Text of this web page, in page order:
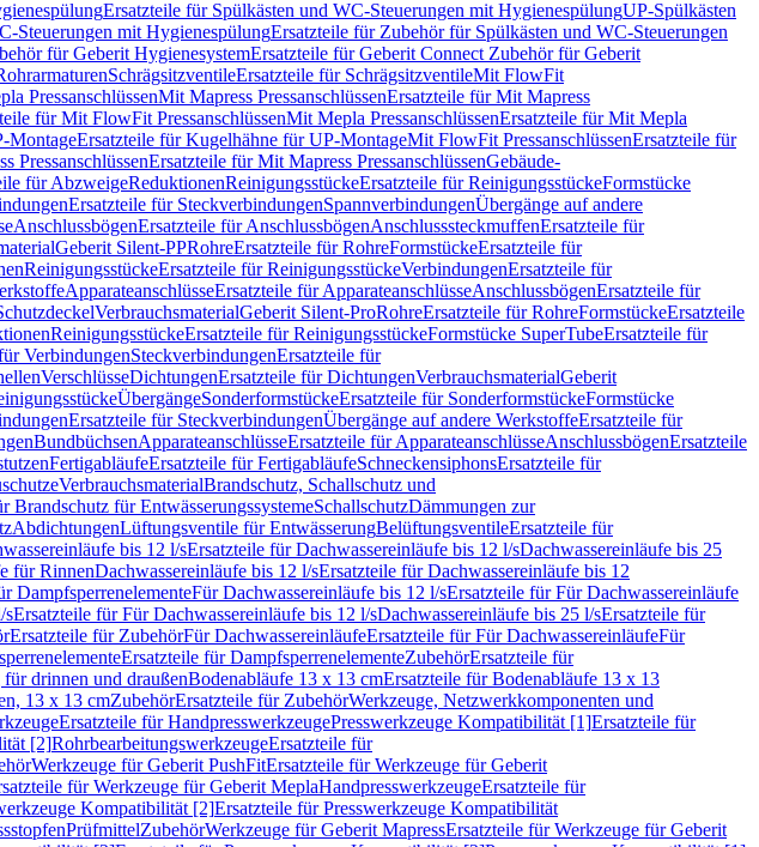
Ersatzteile für Spülkästen und WC-Steuerungen mit HygienespülungUP-Spülkästen
Steuerungen mit HygienespülungErsatzteile für Zubehör für Spülkästen und WC-Steuerungen
für Geberit HygienesystemErsatzteile für Geberit Connect Zubehör für Geberit
SchrägsitzventileErsatzteile für SchrägsitzventileMit FlowFit
PressanschlüssenMit Mapress PressanschlüssenErsatzteile für Mit Mapress
für Mit FlowFit PressanschlüssenMit Mepla PressanschlüssenErsatzteile für Mit Mepla
MontageErsatzteile für Kugelhähne für UP-MontageMit FlowFit PressanschlüssenErsatzteile für
PressanschlüssenErsatzteile für Mit Mapress PressanschlüssenGebäude-
für AbzweigeReduktionenReinigungsstückeErsatzteile für ReinigungsstückeFormstücke
Ersatzteile für SteckverbindungenSpannverbindungenÜbergänge auf andere
AnschlussbögenErsatzteile für AnschlussbögenAnschlusssteckmuffenErsatzteile für
Geberit Silent-PPRohreErsatzteile für RohreFormstückeErsatzteile für
ReinigungsstückeErsatzteile für ReinigungsstückeVerbindungenErsatzteile für
ApparateanschlüsseErsatzteile für ApparateanschlüsseAnschlussbögenErsatzteile für
VerbrauchsmaterialGeberit Silent-ProRohreErsatzteile für RohreFormstückeErsatzteile
ReinigungsstückeErsatzteile für ReinigungsstückeFormstücke SuperTubeErsatzteile für
VerbindungenSteckverbindungenErsatzteile für
VerschlüsseDichtungenErsatzteile für DichtungenVerbrauchsmaterialGeberit
ÜbergängeSonderformstückeErsatzteile für SonderformstückeFormstücke
Ersatzteile für SteckverbindungenÜbergänge auf andere WerkstoffeErsatzteile für
BundbüchsenApparateanschlüsseErsatzteile für ApparateanschlüsseAnschlussbögenErsatzteile
FertigabläufeErsatzteile für FertigabläufeSchneckensiphonsErsatzteile für
VerbrauchsmaterialBrandschutz, Schallschutz und
Brandschutz für EntwässerungssystemeSchallschutzDämmungen zur
AbdichtungenLüftungsventile für EntwässerungBelüftungsventileErsatzteile für
bis 12 l/sErsatzteile für Dachwassereinläufe bis 12 l/sDachwassereinläufe bis 25
für RinnenDachwassereinläufe bis 12 l/sErsatzteile für Dachwassereinläufe bis 12
DampfsperrenelementeFür Dachwassereinläufe bis 12 l/sErsatzteile für Für Dachwassereinläufe
sErsatzteile für Für Dachwassereinläufe bis 12 l/sDachwassereinläufe bis 25 l/sErsatzteile für
Ersatzteile für ZubehörFür DachwassereinläufeErsatzteile für Für DachwassereinläufeFür
Ersatzteile für DampfsperrenelementeZubehörErsatzteile für
drinnen und draußenBodenabläufe 13 x 13 cmErsatzteile für Bodenabläufe 13 x 13
13 x 13 cmZubehörErsatzteile für ZubehörWerkzeuge, Netzwerkkomponenten und
Ersatzteile für HandpresswerkzeugePresswerkzeuge Kompatibilität [1]Ersatzteile für
[2]RohrbearbeitungswerkzeugeErsatzteile für
Werkzeuge für Geberit PushFitErsatzteile für Werkzeuge für Geberit
für Werkzeuge für Geberit MeplaHandpresswerkzeugeErsatzteile für
Kompatibilität [2]Ersatzteile für Presswerkzeuge Kompatibilität
PrüfmittelZubehörWerkzeuge für Geberit MapressErsatzteile für Werkzeuge für Geberit